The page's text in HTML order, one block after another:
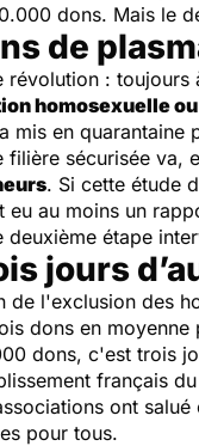
dons. Mais le
de
révolution : toujours
homosexuelle
mis en quarantaine
filière sécurisée va,
. Si cette étude
eu au moins un
deuxième étape
jours
de l'exclusion des
dons en moyenne
dons, c'est trois
français
ont
pour tous.